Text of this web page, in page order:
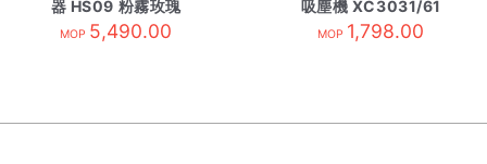
器 HS09 粉霧玫瑰
MOP 5,490.00
吸塵機 XC3031/61
MOP 1,798.00